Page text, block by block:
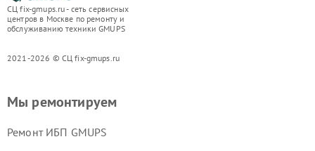
СЦ fix-gmups.ru - сеть сервисных
центров в Москве по ремонту и
обслуживанию техники GMUPS
2021-2026 © СЦ fix-gmups.ru
Мы ремонтируем
Ремонт ИБП GMUPS